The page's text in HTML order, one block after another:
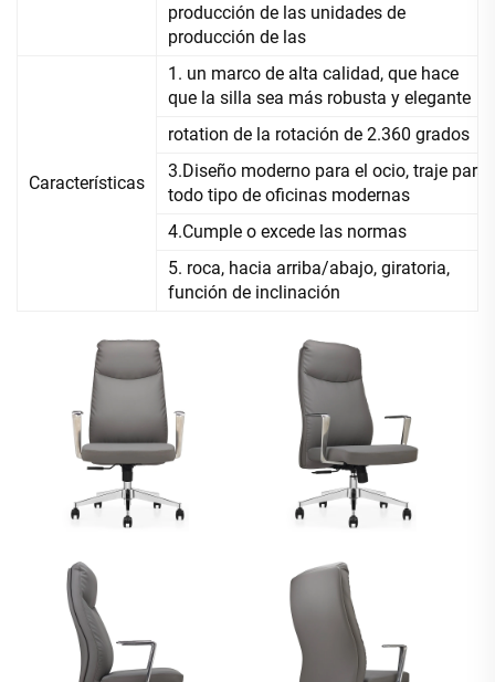
producción de las unidades de
producción de las
Características
1. un marco de alta calidad, que hace
que la silla sea más robusta y elegante
rotation de la rotación de 2.360 grados
3.Diseño moderno para el ocio, traje para
todo tipo de oficinas modernas
4.Cumple o excede las normas
5. roca, hacia arriba/abajo, giratoria,
función de inclinación